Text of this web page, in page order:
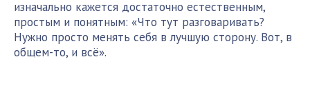
изначально кажется достаточно естественным,
простым и понятным: «Что тут разговаривать?
Нужно просто менять себя в лучшую сторону. Вот, в
общем-то, и всё».